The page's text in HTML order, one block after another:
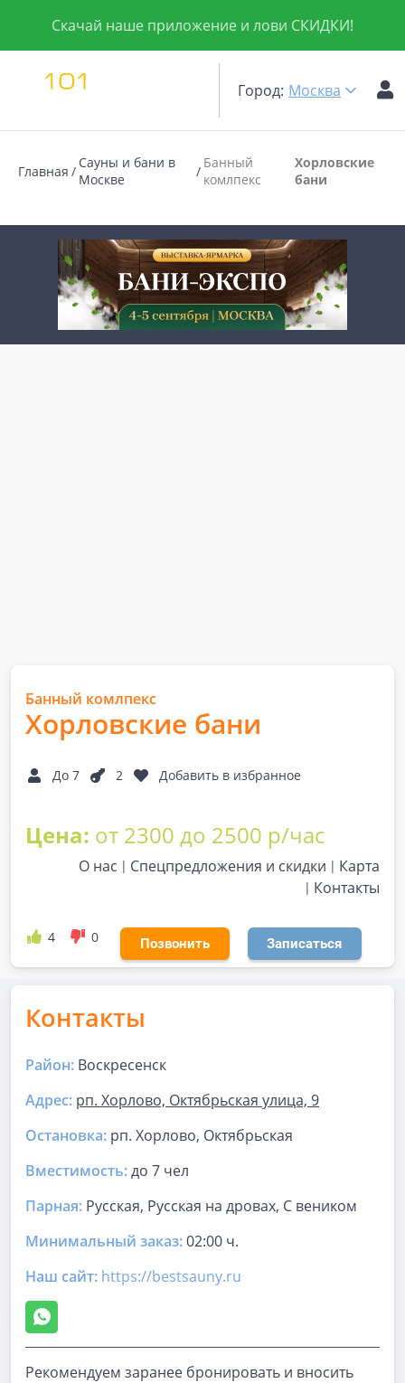
Скачай наше приложение и лови СКИДКИ!
Город: Москва
Главная
Сауны и бани в
Москве
Банный
комлпекс
Хорловские
бани
Банный комлпекс
Хорловские бани
До 7 2 Добавить в избранное
Цена: от 2300 до 2500 р/час
О нас Спецпредложения и скидки
Карта
Контакты
4 0 Позвонить Записаться
Контакты
Район: Воскресенск
Адрес: рп. Хорлово, Октябрьская улица, 9
Остановка: рп. Хорлово, Октябрьская
Вместимость:до 7 чел
Парная: Русская, Русская на дровах, С веником
Минимальный заказ:02:00 ч.
Наш сайт: https://bestsauny.ru
Рекомендуем заранее бронировать и вносить